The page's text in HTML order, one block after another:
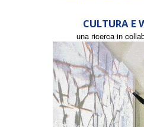
CULTURA E
una ricerca in